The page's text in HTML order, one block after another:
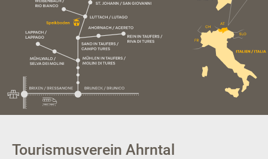
Tourismusverein Ahrntal